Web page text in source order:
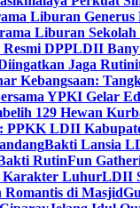
Liburan
Liburan
DPPLDII
Jaga
Kebangsaan:
YPKI Gelar
129 Hewan
PPKK LDII
Bakti Lansia
RutinFun
Karakter LuhurLDII
di Masjid